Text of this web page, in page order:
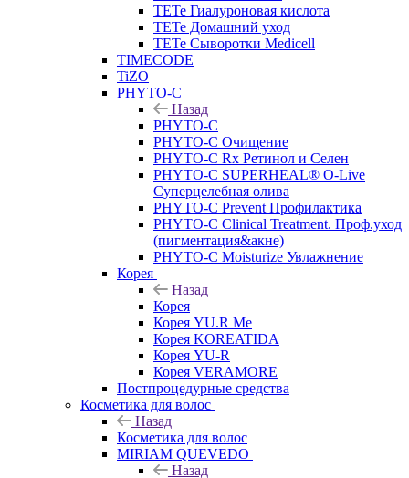
TETe Гиалуроновая кислота
TETe Домашний уход
TETe Сыворотки Medicell
TIMECODE
TiZO
PHYTO-C
Назад
PHYTO-C
PHYTO-C Очищение
PHYTO-C Rx Ретинол и Селен
PHYTO-C SUPERHEAL® O-Live
Суперцелебная олива
PHYTO-C Prevent Профилактика
PHYTO-C Clinical Treatment. Проф.уход
(пигментация&акне)
PHYTO-C Moisturize Увлажнение
Корея
Назад
Корея
Корея YU.R Me
Корея KOREATIDA
Корея YU-R
Корея VERAMORE
Постпроцедурные средства
Косметика для волос
Назад
Косметика для волос
MIRIAM QUEVEDO
Назад